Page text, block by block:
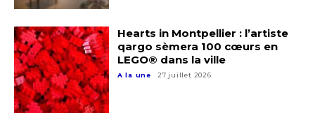
Hearts in Montpellier : l’artiste
qargo sèmera 100 cœurs en
LEGO® dans la ville
A la une 27 juillet 2026